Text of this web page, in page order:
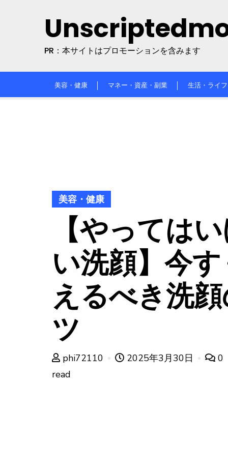
PR：本サイトはプロモーションを含みます
美容・健康 マネー・資産・副業 生活・ライフ
美容・健康
【やっては
い洗顔】今
えるべき洗
ツ
phi72110 2025年3月30日
0
read